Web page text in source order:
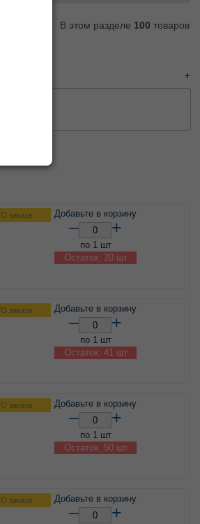
В этом разделе 100 товаров
заказа Добавьте в корзину
– +
по 1 шт
Остаток: 20 шт
заказа Добавьте в корзину
– +
по 1 шт
Остаток: 41 шт
заказа Добавьте в корзину
– +
по 1 шт
Остаток: 50 шт
заказа Добавьте в корзину
– +